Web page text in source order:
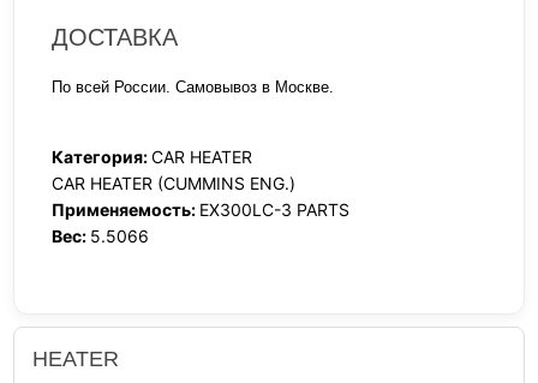
ДОСТАВКА
По всей России. Самовывоз в Москве.
Категория:CAR HEATER
CAR HEATER (CUMMINS ENG.)
Применяемость: EX300LC-3 PARTS
Вес: 5.5066
HEATER